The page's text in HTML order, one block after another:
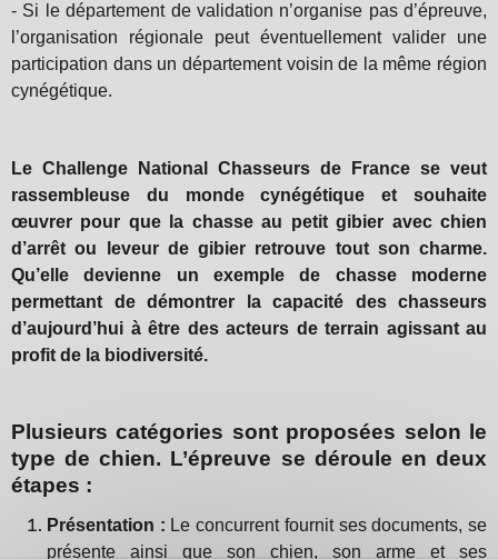
- Si le département de validation n’organise pas d’épreuve,
l’organisation régionale peut éventuellement valider une
participation dans un département voisin de la même région
cynégétique.
Le Challenge National Chasseurs de France se veut
rassembleuse du monde cynégétique et souhaite
œuvrer pour que la chasse au petit gibier avec chien
d’arrêt ou leveur de gibier retrouve tout son charme.
Qu’elle devienne un exemple de chasse moderne
permettant de démontrer la capacité des chasseurs
d’aujourd’hui à être des acteurs de terrain agissant au
profit de la biodiversité.
Plusieurs catégories sont proposées selon le
type de chien. L’épreuve se déroule en deux
étapes :
Présentation : Le concurrent fournit ses documents, se
présente ainsi que son chien, son arme et ses